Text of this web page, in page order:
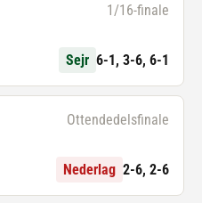
1/16-finale
Sejr 6-1, 3-6, 6-1
Ottendedelsfinale
Nederlag 2-6, 2-6